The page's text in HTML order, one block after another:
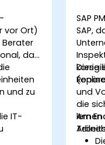
vor Ort)
das
und zu
IT-
SAP
SAP,
Diese
und
die
Am